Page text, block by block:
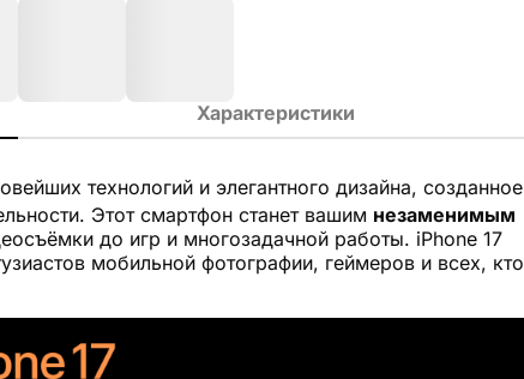
Характеристики
технологий и элегантного дизайна, созданное
Этот смартфон станет вашим незаменимым
до игр и многозадачной работы. iPhone 17
мобильной фотографии, геймеров и всех, кто